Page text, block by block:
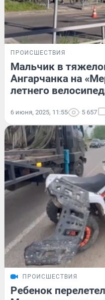
ПРОИСШЕСТВИЯ
Мальчик в
Ангарчанка на
летнего
6 июня, 2025, 11:55 5 657
ПРОИСШЕСТВИЯ
Ребенок